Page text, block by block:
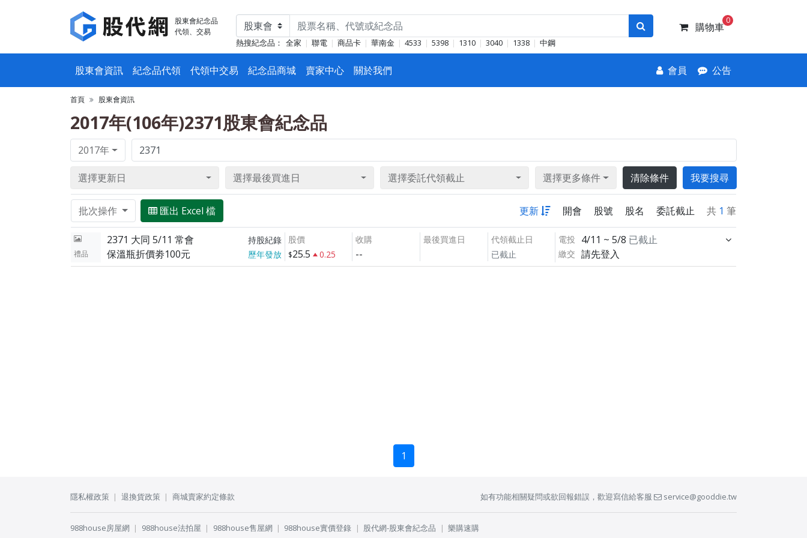
股東會紀念品
代領、交易
熱搜紀念品： 全家 聯電 商品卡 華南金 4533 5398 1310 3040 1338 中鋼
購物車
0
股東會資訊 紀念品代領 代領中交易 紀念品商城 賣家中心 關於我們 會員 公告
首頁 股東會資訊
2017年(106年)2371股東會紀念品
2017年
選擇更新日 選擇最後買進日 選擇委託代領截止 選擇更多條件 清除條件 我要搜尋
批次操作 匯出 Excel 檔 更新 開會 股號 股名 委託截止 共 1 筆
禮品
2371 大同 5/11 常會 持股紀錄
保溫瓶折價劵100元 歷年發放
股價
25.5 0.25
收購
--
最後買進日
代領截止日
已截止
電投 4/11 ~ 5/8 已截止
繳交 請先登入
1
隱私權政策 退換貨政策 商城賣家約定條款 如有功能相關疑問或欲回報錯誤，歡迎寫信給客服 service@gooddie.tw
988house房屋網 988house法拍屋 988house售屋網 988house實價登錄 股代網-股東會紀念品 樂購速購